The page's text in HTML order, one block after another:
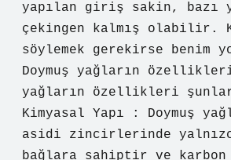
yapılan giriş sakin, bazı
çekingen kalmış olabilir.
söylemek gerekirse benim
Doymuş yağların özellikleri
yağların özellikleri
Kimyasal Yapı : Doymuş
asidi zincirlerinde
bağlara sahiptir ve karbon